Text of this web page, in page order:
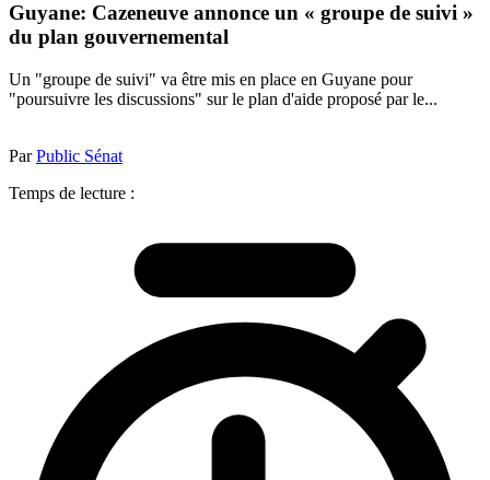
Guyane: Cazeneuve annonce un « groupe de suivi »
du plan gouvernemental
Un "groupe de suivi" va être mis en place en Guyane pour
"poursuivre les discussions" sur le plan d'aide proposé par le...
ParPublic Sénat
Temps de lecture :